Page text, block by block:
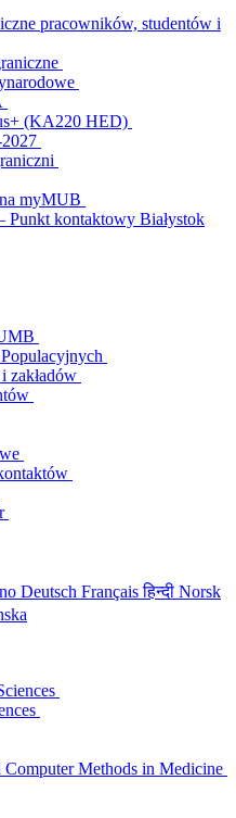
pracowników, studentów i
(KA220 HED)
myMUB
kontaktowy Białystok
zakładów
Deutsch Françaisहिन्दी Norsk
Methods in Medicine